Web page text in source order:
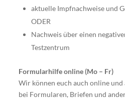
aktuelle Impfnachweise und
ODER
Nachweis über einen
Testzentrum
Formularhilfe online (Mo – Fr)
Wir können euch auch online
bei Formularen, Briefen und